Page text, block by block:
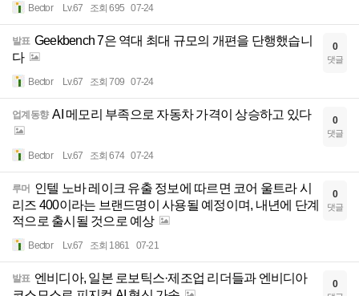
Bector Lv.67 조회 695 07-24
발표 Geekbench 7은 역대 최대 규모의 개편을 단행했습니
다
Bector Lv.67 조회 709 07-24
0
댓글
업계동향 AI 메모리 부족으로 자동차 가격이 상승하고 있다
Bector Lv.67 조회 674 07-24
0
댓글
루머 인텔 노바 레이크 유출 정보에 따르면 코어 울트라 시
리즈 400이라는 브랜드명이 사용될 예정이며, 내년에 단계
적으로 출시될 것으로 예상
Bector Lv.67 조회 1861 07-21
0
댓글
발표 엔비디아, 일본 로보틱스·제조업 리더들과 엔비디아
0